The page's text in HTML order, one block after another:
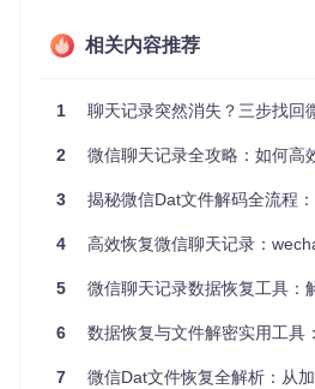
操作项
git clone https://gitcode.com/g
kup
关闭微信程序
运行恢复工具
相关内容推荐
1 聊天记录突然消失？三步找回
2 微信聊天记录全攻略：如何高效解密
3 揭秘微信Dat文件解码全流程：从加
4 高效恢复微信聊天记录：
5 微信聊天记录数据恢复工具：解
6 数据恢复与文件解密实用工具：从加密
7 微信Dat文件恢复全解析：从